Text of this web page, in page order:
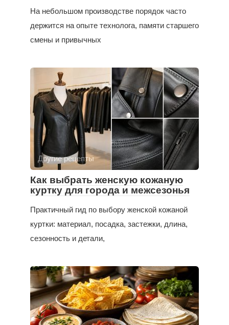
На небольшом производстве порядок часто
держится на опыте технолога, памяти старшего
смены и привычных
Другие рецепты
Как выбрать женскую кожаную
куртку для города и межсезонья
Практичный гид по выбору женской кожаной
куртки: материал, посадка, застежки, длина,
сезонность и детали,